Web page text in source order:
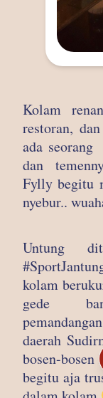
Kolam
restoran,
ada seorang
dan
Fylly begitu
nyebur..
Untung
kolam
gede
daerah
bosen-
begitu aja